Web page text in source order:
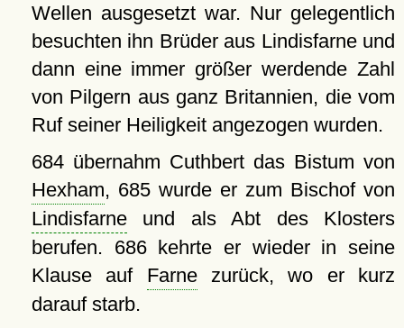
Wellen ausgesetzt war. Nur gelegentlich
besuchten ihn Brüder aus Lindisfarne und
dann eine immer größer werdende Zahl
von Pilgern aus ganz Britannien, die vom
Ruf seiner Heiligkeit angezogen wurden.
684 übernahm Cuthbert das Bistum von
Hexham, 685 wurde er zum Bischof von
Lindisfarneund als Abt des Klosters
berufen. 686 kehrte er wieder in seine
Klause auf Farnezurück, wo er kurz
darauf starb.